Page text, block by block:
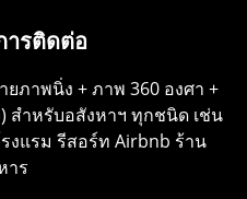
ารติดต่อ
ภาพนิ่ง + ภาพ 360 องศา +
สำหรับอสังหาฯ ทุกชนิด เช่น
งแรม รีสอร์ท Airbnb ร้าน
าร